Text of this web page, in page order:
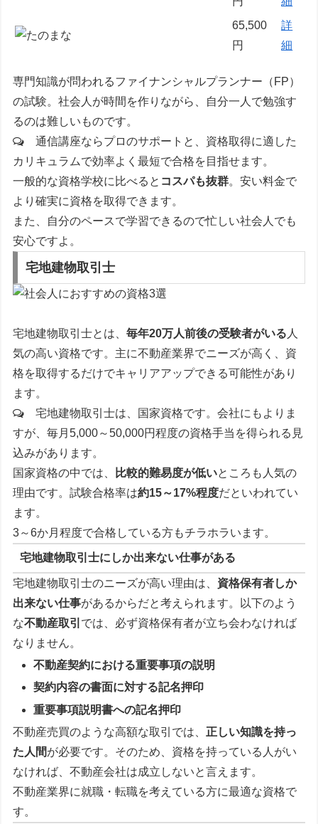
65,500
円
詳
細
専門知識が問われるファイナンシャルプランナー（FP）
の試験。社会人が時間を作りながら、自分一人で勉強す
るのは難しいものです。
通信講座ならプロのサポートと、資格取得に適した
カリキュラムで効率よく最短で合格を目指せます。
一般的な資格学校に比べると コスパも抜群。安い料金で
より確実に資格を取得できます。
また、自分のペースで学習できるので忙しい社会人でも
安心ですよ。
宅地建物取引士
宅地建物取引士とは、毎年20万人前後の受験者がいる 人
気の高い資格です。主に不動産業界でニーズが高く、資
格を取得するだけでキャリアアップできる可能性があり
ます。
宅地建物取引士は、国家資格です。会社にもよりま
すが、毎月5,000～50,000円程度の資格手当を得られる見
込みがあります。
国家資格の中では、
比較的難易度が低いところも人気の
理由です。試験合格率は約15～17%程度だといわれてい
ます。
3～6か月程度で合格している方もチラホラいます。
宅地建物取引士にしか出来ない仕事がある
宅地建物取引士のニーズが高い理由は、 資格保有者しか
出来ない仕事があるからだと考えられます。以下のよう
な不動産取引 では、必ず資格保有者が立ち会わなければ
なりません。
不動産契約における重要事項の説明
契約内容の書面に対する記名押印
重要事項説明書への記名押印
不動産売買のような高額な取引では、 正しい知識を持っ
た人間が必要です。そのため、資格を持っている人がい
なければ、不動産会社は成立しないと言えます。
不動産業界に就職・転職を考えている方に最適な資格で
す。